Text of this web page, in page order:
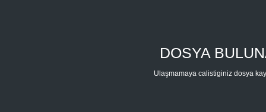
DOSYA
Ulaşmamaya calistiginiz dosya